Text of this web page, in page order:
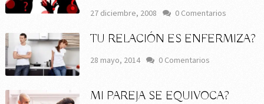
27 diciembre, 2008 0 Comentarios
TU RELACIÓN ES ENFERMIZA?
28 mayo, 2014 0 Comentarios
MI PAREJA SE EQUIVOCA?